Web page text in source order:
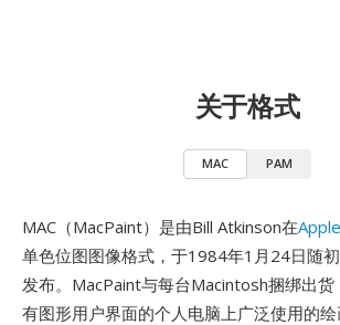
关于格式
MAC PAM
MAC（MacPaint）是由Bill Atkinson在
单色位图图像格式，于1984年1月24日随
发布。MacPaint与每台Macintosh捆绑出货
有图形用户界面的个人电脑上广泛使用的